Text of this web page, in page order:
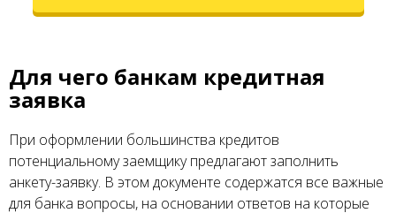
Для чего банкам кредитная
заявка
При оформлении большинства кредитов
потенциальному заемщику предлагают заполнить
анкету-заявку. В этом документе содержатся все важные
для банка вопросы, на основании ответов на которые